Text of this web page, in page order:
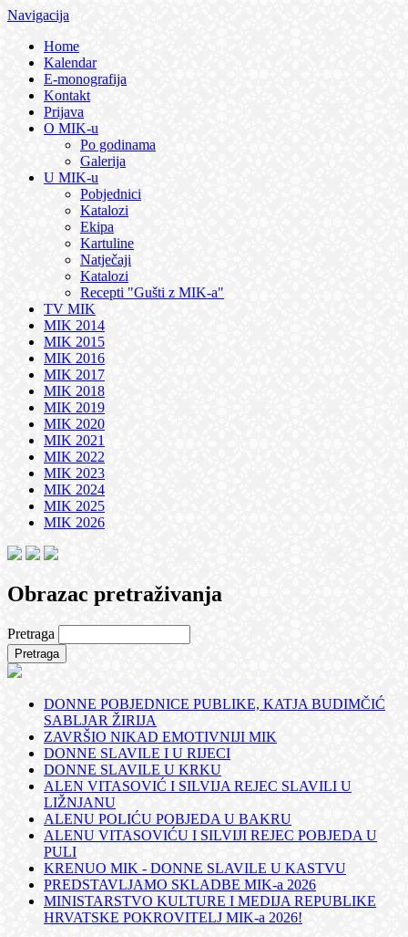
Navigacija
Home
Kalendar
E-monografija
Kontakt
Prijava
O MIK-u
Po godinama
Galerija
U MIK-u
Pobjednici
Katalozi
Ekipa
Kartuline
Natječaji
Katalozi
Recepti "Gušti z MIK-a"
TV MIK
MIK 2014
MIK 2015
MIK 2016
MIK 2017
MIK 2018
MIK 2019
MIK 2020
MIK 2021
MIK 2022
MIK 2023
MIK 2024
MIK 2025
MIK 2026
Obrazac pretraživanja
Pretraga
DONNE POBJEDNICE PUBLIKE, KATJA BUDIMČIĆ
SABLJAR ŽIRIJA
ZAVRŠIO NIKAD EMOTIVNIJI MIK
DONNE SLAVILE I U RIJECI
DONNE SLAVILE U KRKU
ALEN VITASOVIĆ I SILVIJA REJEC SLAVILI U
LIŽNJANU
ALENU POLIĆU POBJEDA U BAKRU
ALENU VITASOVIĆU I SILVIJI REJEC POBJEDA U
PULI
KRENUO MIK - DONNE SLAVILE U KASTVU
PREDSTAVLJAMO SKLADBE MIK-a 2026
MINISTARSTVO KULTURE I MEDIJA REPUBLIKE
HRVATSKE POKROVITELJ MIK-a 2026!